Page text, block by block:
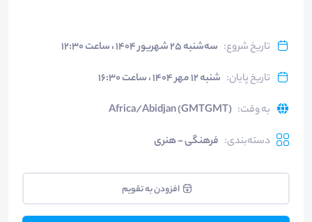
تاریخ شروع: سه‌شنبه ۲۵ شهریور ۱۴۰۴ ، ساعت ۱۲:۳۰
تاریخ پایان: شنبه ۱۲ مهر ۱۴۰۴ ، ساعت ۱۶:۳۰
به وقت:
Africa/Abidjan (GMTGMT)
دسته‌بندی: فرهنگی - هنری
افزودن به تقویم